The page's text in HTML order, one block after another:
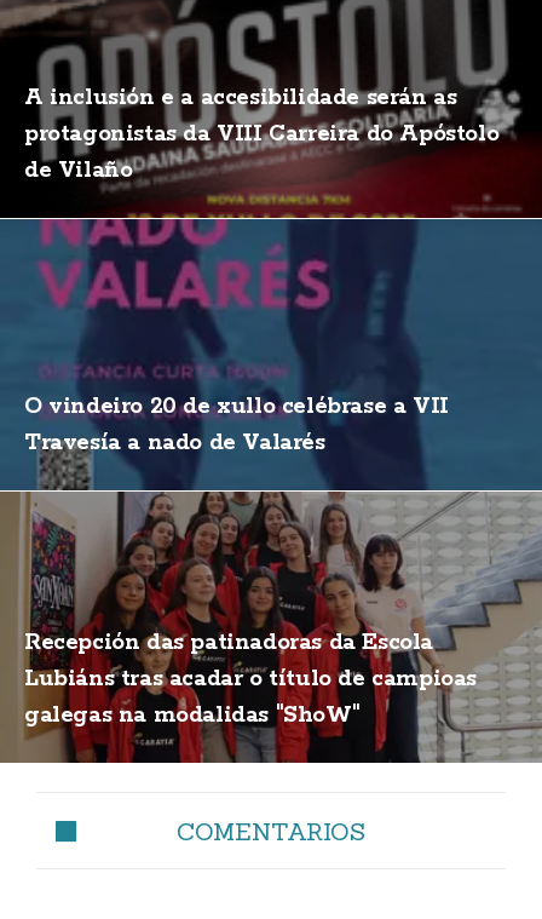
A inclusión e a accesibilidade serán as
protagonistas da VIII Carreira do Apóstolo
de Vilaño
O vindeiro 20 de xullo celébrase a VII
Travesía a nado de Valarés
Recepción das patinadoras da Escola
Lubiáns tras acadar o título de campioas
galegas na modalidas "ShoW"
COMENTARIOS